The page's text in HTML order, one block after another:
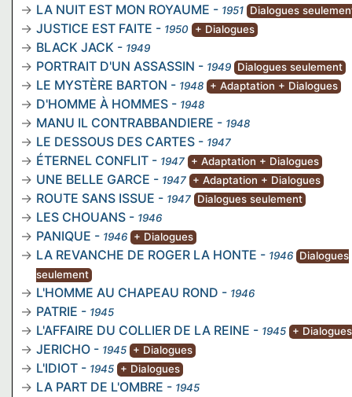
LA NUIT EST MON ROYAUME - 1951 Dialogues
JUSTICE EST FAITE - 1950 + Dialogues
BLACK JACK - 1949
PORTRAIT D'UN ASSASSIN - 1949 Dialogues seulement
LE MYSTÈRE BARTON - 1948 + Adaptation + Dialogues
D'HOMME À HOMMES - 1948
MANU IL CONTRABBANDIERE - 1948
LE DESSOUS DES CARTES - 1947
ÉTERNEL CONFLIT - 1947 + Adaptation + Dialogues
UNE BELLE GARCE - 1947 + Adaptation + Dialogues
ROUTE SANS ISSUE - 1947 Dialogues seulement
LES CHOUANS - 1946
PANIQUE - 1946 + Dialogues
LA REVANCHE DE ROGER LA HONTE - 1946 Dialogues
seulement
L'HOMME AU CHAPEAU ROND - 1946
PATRIE - 1945
L'AFFAIRE DU COLLIER DE LA REINE - 1945 + Dialogues
JERICHO - 1945 + Dialogues
L'IDIOT - 1945 + Dialogues
LA PART DE L'OMBRE - 1945